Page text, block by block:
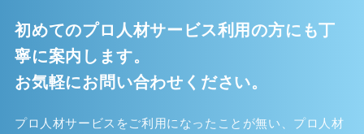
初めてのプロ人材サービス利用の方にも丁
寧に案内します。
お気軽にお問い合わせください。
プロ人材サービスをご利用になったことが無い、プロ人材